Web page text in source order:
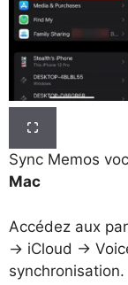
Sync Memos
Mac
Accédez aux
→ iCloud →
synchronisation.